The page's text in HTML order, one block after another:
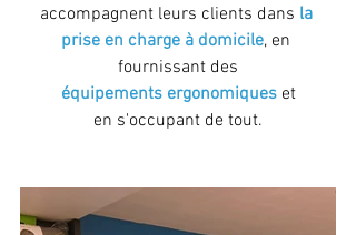
accompagnent leurs clients dans la
prise en charge à domicile, en
fournissant des
équipements ergonomiques et
en s'occupant de tout.